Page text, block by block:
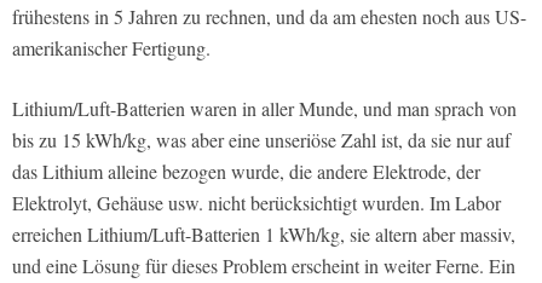
frühestens in 5 Jahren zu rechnen, und da am ehesten noch aus US-
amerikanischer Fertigung.
Lithium/Luft-Batterien waren in aller Munde, und man sprach von
bis zu 15 kWh/kg, was aber eine unseriöse Zahl ist, da sie nur auf
das Lithium alleine bezogen wurde, die andere Elektrode, der
Elektrolyt, Gehäuse usw. nicht berücksichtigt wurden. Im Labor
erreichen Lithium/Luft-Batterien 1 kWh/kg, sie altern aber massiv,
und eine Lösung für dieses Problem erscheint in weiter Ferne. Ein